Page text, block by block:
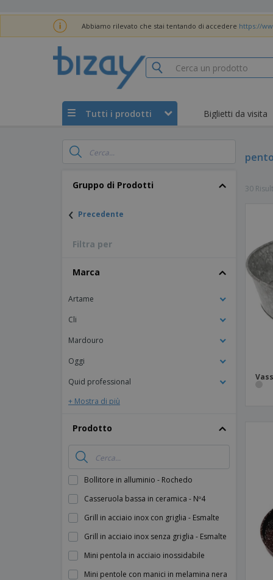
Abbiamo rilevato che stai tentando di accedere https://
Tutti i prodotti Biglietti da visita
Gruppo di Prodotti
‹ Precedente
Filtra per
Marca
Artame
Cli
Mardouro
Oggi
Quid professional
+ Mostra di più
Prodotto
Bollitore in alluminio - Rochedo
Casseruola bassa in ceramica - Nº4
Grill in acciaio inox con griglia - Esmalte
Grill in acciaio inox senza griglia - Esmalte
Mini pentola in acciaio inossidabile
Mini pentole con manici in melamina nera
30